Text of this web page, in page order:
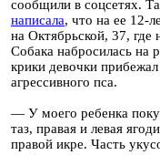
сообщили в соцсетях.
написала, что на ее 12-
на Октябрьской, 37, где
Собака набросилась на
крики девочки
агрессивного пса.
— У моего ребенка
таз, правая и левая
правой икре. Часть